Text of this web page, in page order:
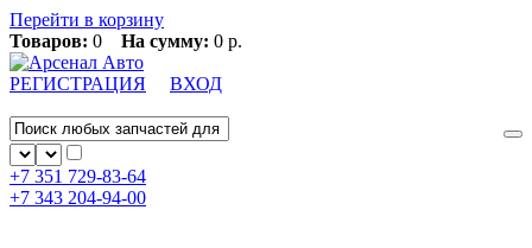
Перейти в корзину
Товаров: 0 На сумму: 0 р.
РЕГИСТРАЦИЯ ВХОД
+7 351 729-83-64
+7 343 204-94-00